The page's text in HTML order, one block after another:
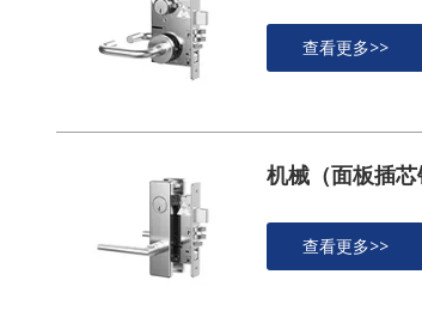
查看更多>>
机械（面板插芯
查看更多>>